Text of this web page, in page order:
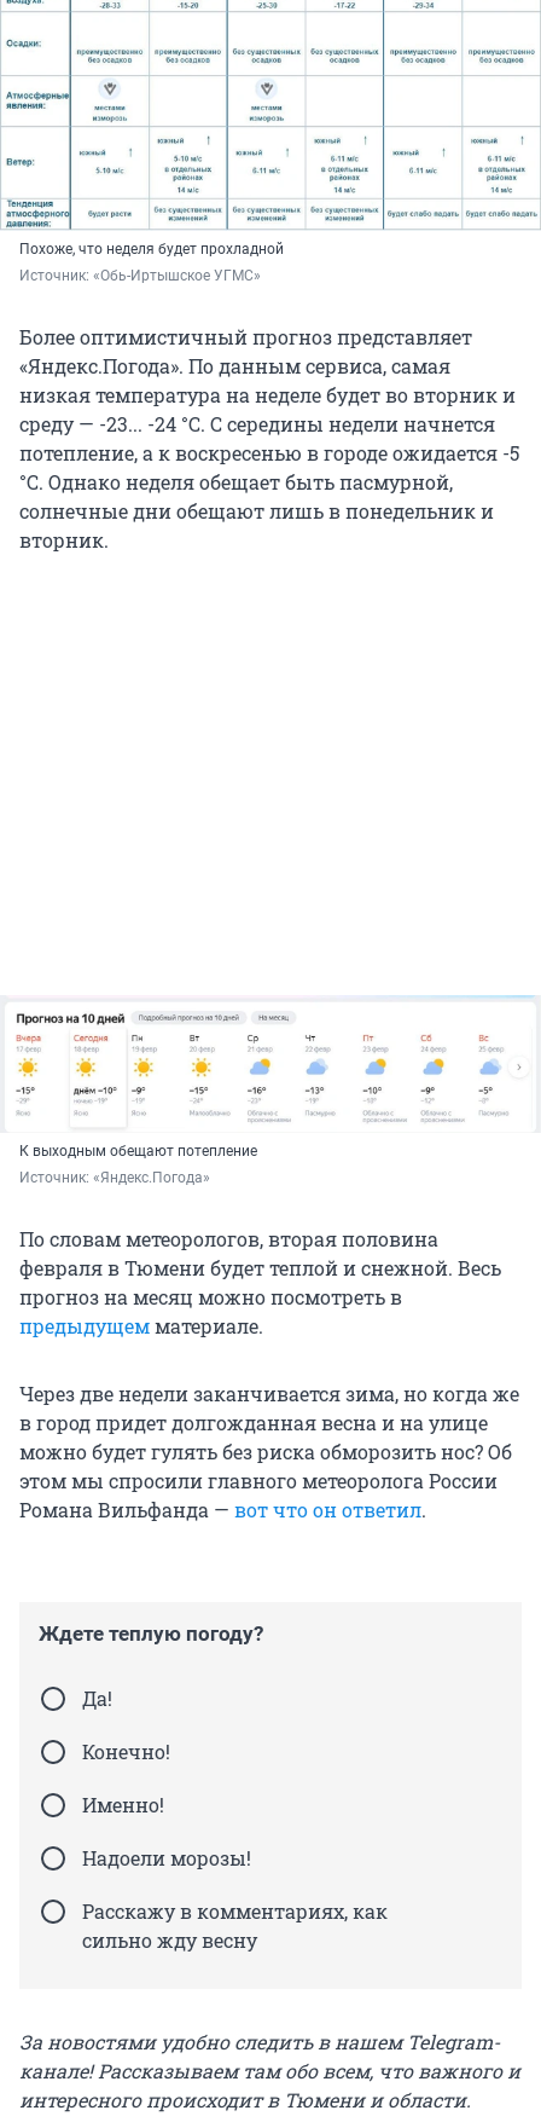
Похоже, что неделя будет прохладной
Источник: «Обь-Иртышское УГМС»
Более оптимистичный прогноз представляет
«Яндекс.Погода». По данным сервиса, самая
низкая температура на неделе будет во вторник и
среду — -23... -24 °С. С середины недели начнется
потепление, а к воскресенью в городе ожидается -5
°С. Однако неделя обещает быть пасмурной,
солнечные дни обещают лишь в понедельник и
вторник.
К выходным обещают потепление
Источник: «Яндекс.Погода»
По словам метеорологов, вторая половина
февраля в Тюмени будет теплой и снежной. Весь
прогноз на месяц можно посмотреть в
предыдущемматериале.
Через две недели заканчивается зима, но когда же
в город придет долгожданная весна и на улице
можно будет гулять без риска обморозить нос? Об
этом мы спросили главного метеоролога России
Романа Вильфанда — вот что он ответил.
Ждете теплую погоду?
Да!
Конечно!
Именно!
Надоели морозы!
Расскажу в комментариях, как
сильно жду весну
За новостями удобно следить в нашем Telegram-
канале! Рассказываем там обо всем, что важного и
интересного происходит в Тюмени и области.